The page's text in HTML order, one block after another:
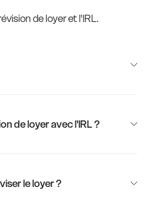
de loyer et l'IRL.
de loyer avec l'IRL ?
le loyer ?